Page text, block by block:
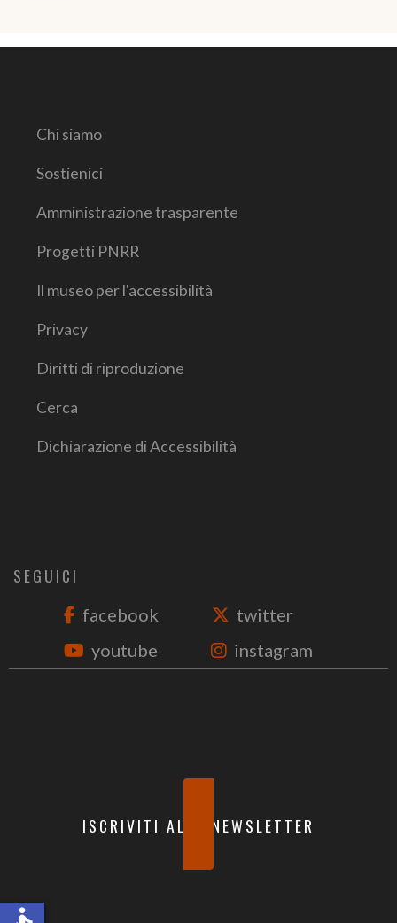
Chi siamo
Sostienici
Amministrazione trasparente
Progetti PNRR
Il museo per l'accessibilità
Privacy
Diritti di riproduzione
Cerca
Dichiarazione di Accessibilità
SEGUICI
facebook
twitter
youtube
instagram
ISCRIVITI ALLA NEWSLETTER